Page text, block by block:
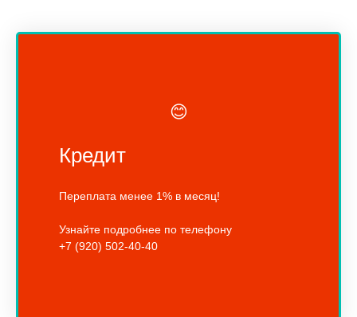
😊
Кредит
Переплата менее 1% в месяц!
Узнайте подробнее по телефону
+7 (920) 502-40-40